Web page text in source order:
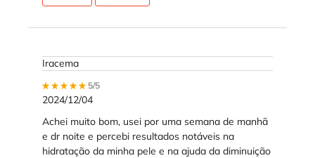
Iracema
5 out of 5 stars.
5/5
2024/12/04
Achei muito bom, usei por uma semana de manhã
e dr noite e percebi resultados notáveis na
hidratação da minha pele e na ajuda da diminuição